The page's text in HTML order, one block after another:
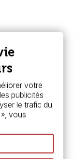
votre
publicités
le trafic du
vous